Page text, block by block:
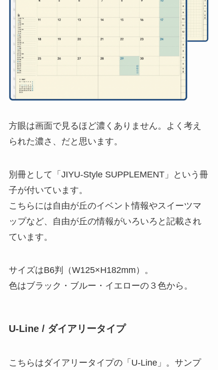
方眼は画面で見るほど濃くありません。よく考え
られた濃さ、だと思います。
別冊として「JIYU-Style SUPPLEMENT」という冊
子が付いています。
こちらには自由が丘のイベント情報やスイーツマ
ップなど、自由が丘の情報がいろいろと記載され
ています。
サイズはB6判（W125×H182mm）。
色はブラック・ブルー・イエローの３色から。
U-Line / ダイアリータイプ
こちらはダイアリータイプの「U-Line」。サンプ